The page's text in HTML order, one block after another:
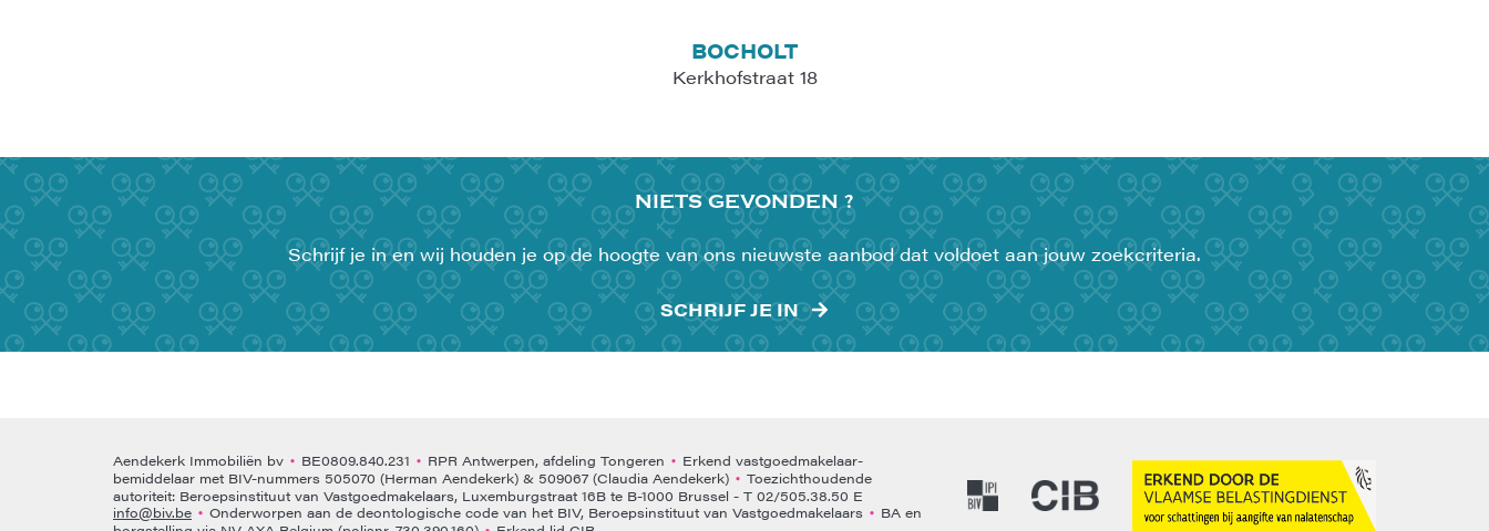
BOCHOLT
Kerkhofstraat 18
NIETSGEVONDEN ?
Schrijf je in en wij houden je op de hoogte van ons nieuwste aanbod dat voldoet aan jouw zoekcriteria.
SCHRIJF JE IN
Aendekerk Immobiliën bv • BE0809.840.231 • RPR Antwerpen, afdeling Tongeren • Erkend vastgoedmakelaar-
bemiddelaar met BIV-nummers 505070 (Herman Aendekerk) & 509067 (Claudia Aendekerk) • Toezichthoudende
autoriteit: Beroepsinstituut van Vastgoedmakelaars, Luxemburgstraat 16B te B-1000 Brussel - T 02/505.38.50 E
info@biv.be • Onderworpen aan de deontologische code van het BIV, Beroepsinstituut van Vastgoedmakelaars • BA en